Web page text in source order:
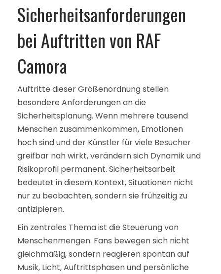
Sicherheitsanforderungen
bei Auftritten von RAF
Camora
Auftritte dieser Größenordnung stellen
besondere Anforderungen an die
Sicherheitsplanung. Wenn mehrere tausend
Menschen zusammenkommen, Emotionen
hoch sind und der Künstler für viele Besucher
greifbar nah wirkt, verändern sich Dynamik und
Risikoprofil permanent. Sicherheitsarbeit
bedeutet in diesem Kontext, Situationen nicht
nur zu beobachten, sondern sie frühzeitig zu
antizipieren.
Ein zentrales Thema ist die Steuerung von
Menschenmengen. Fans bewegen sich nicht
gleichmäßig, sondern reagieren spontan auf
Musik, Licht, Auftrittsphasen und persönliche